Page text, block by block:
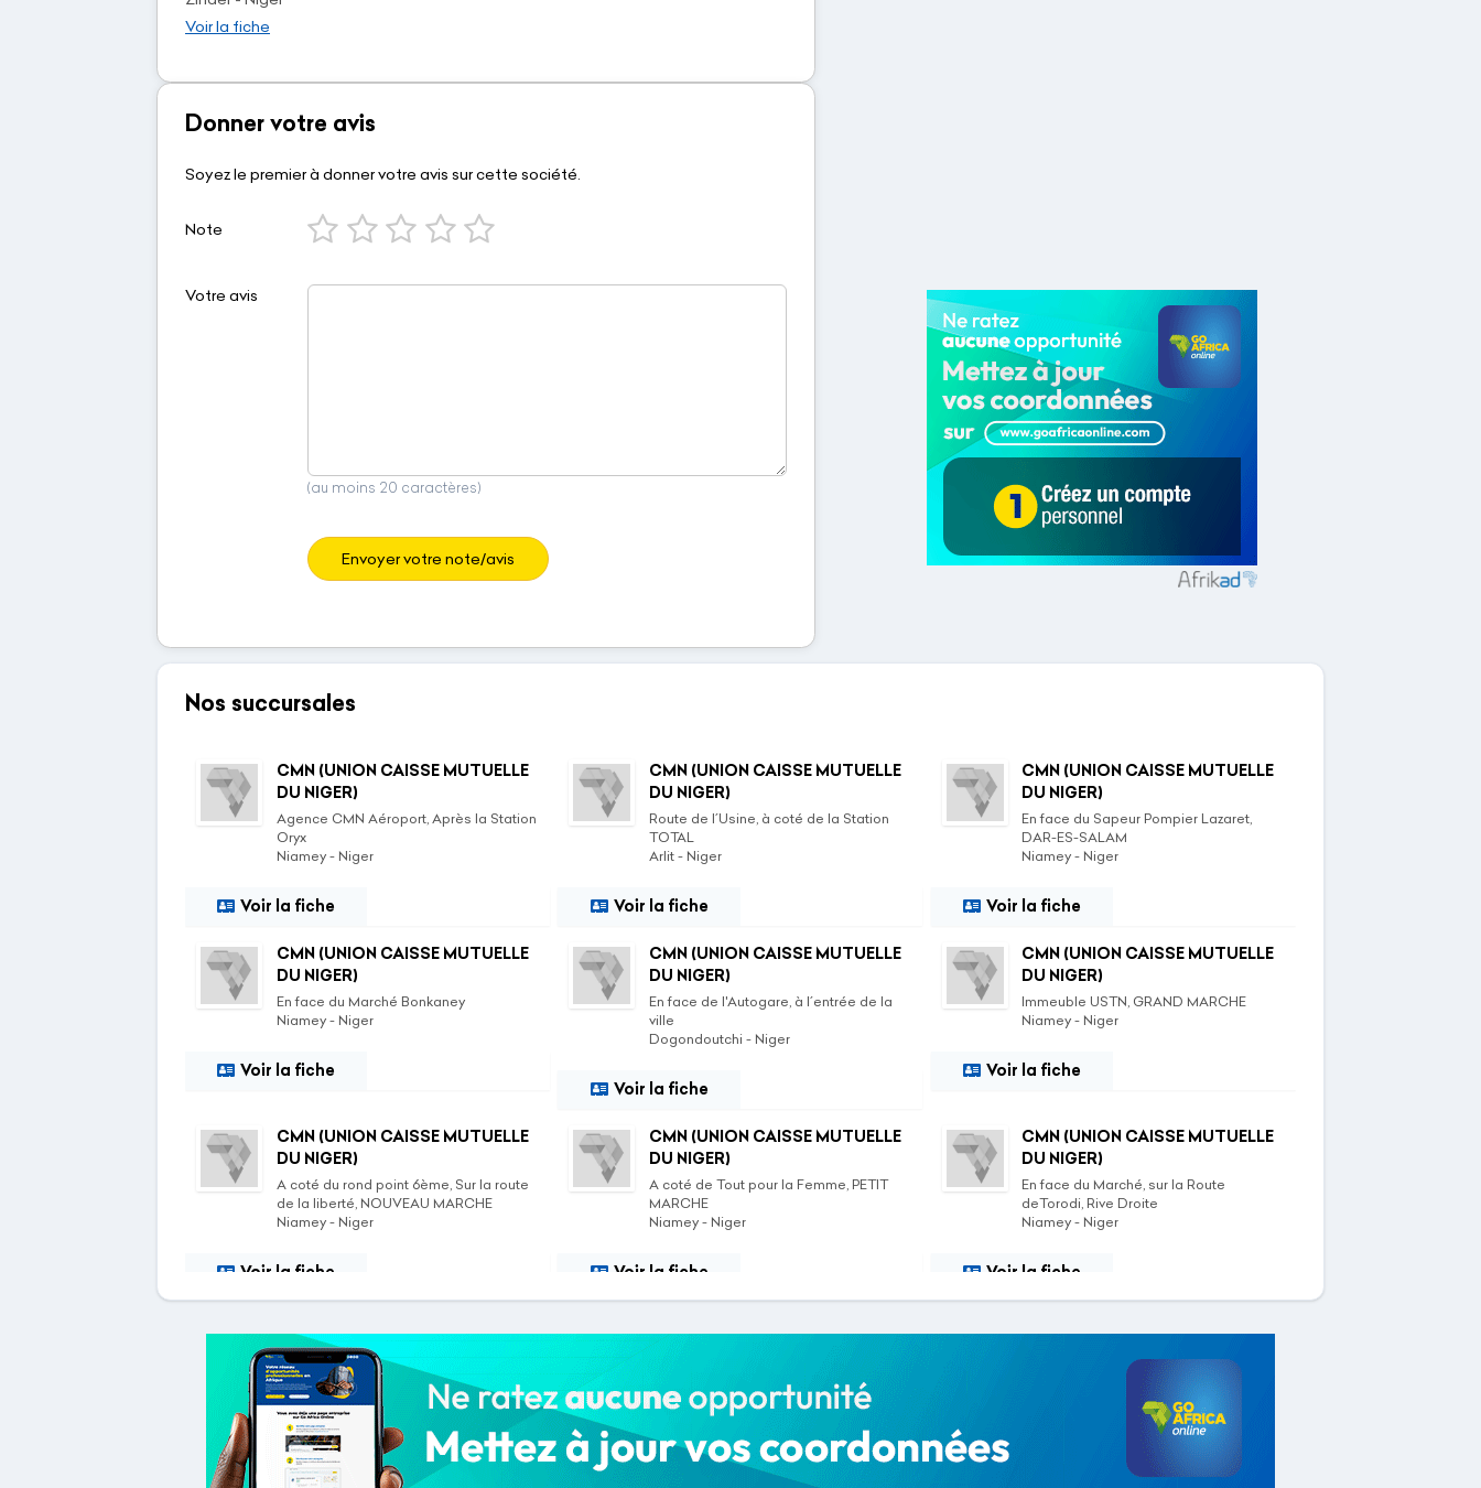
Voir la fiche
Donner votre avis
Soyez le premier à donner votre avis sur cette société.
Note
Votre avis
(au moins 20 caractères)
Envoyer votre note/avis
Nos succursales
CMN (UNION CAISSE MUTUELLE
DU NIGER)
Agence CMN Aéroport, Après la Station
Oryx
Niamey - Niger
Voir la fiche
CMN (UNION CAISSE MUTUELLE
DU NIGER)
Route de l´Usine, à coté de la Station
TOTAL
Arlit - Niger
Voir la fiche
CMN (UNION CAISSE MUTUELLE
DU NIGER)
En face du Sapeur Pompier Lazaret,
DAR-ES-SALAM
Niamey - Niger
Voir la fiche
CMN (UNION CAISSE MUTUELLE
DU NIGER)
En face du Marché Bonkaney
Niamey - Niger
Voir la fiche
CMN (UNION CAISSE MUTUELLE
DU NIGER)
En face de l'Autogare, à l´entrée de la
ville
Dogondoutchi - Niger
Voir la fiche
CMN (UNION CAISSE MUTUELLE
DU NIGER)
Immeuble USTN, GRAND MARCHE
Niamey - Niger
Voir la fiche
CMN (UNION CAISSE MUTUELLE
DU NIGER)
A coté du rond point 6ème, Sur la route
de la liberté, NOUVEAU MARCHE
Niamey - Niger
Voir la fiche
CMN (UNION CAISSE MUTUELLE
DU NIGER)
A coté de Tout pour la Femme, PETIT
MARCHE
Niamey - Niger
Voir la fiche
CMN (UNION CAISSE MUTUELLE
DU NIGER)
En face du Marché, sur la Route
deTorodi, Rive Droite
Niamey - Niger
Voir la fiche
DU NIGER)
Entre le Rond Point des Arènes et le
Rond Point Wadata
Niamey - Niger
Voir la fiche
DU NIGER)
Niamey - Niger
Voir la fiche
En face de lOffice Régional de
Tourisme, Quartier Arewa
Voir la fiche